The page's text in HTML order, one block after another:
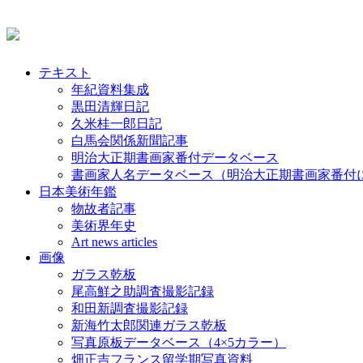
テキスト
年紀資料集成
黒田清輝日記
久米桂一郎日記
白馬会関係新聞記事
明治大正期書画家番付データベース
書画家人名データベース（明治大正期書画家番付
日本美術年鑑
物故者記事
美術界年史
Art news articles
画像
ガラス乾板
尾高鮮之助調査撮影記録
和田新調査撮影記録
新海竹太郎関連ガラス乾板
写真原板データベース（4×5カラー）
畑正吉フランス留学期写真資料